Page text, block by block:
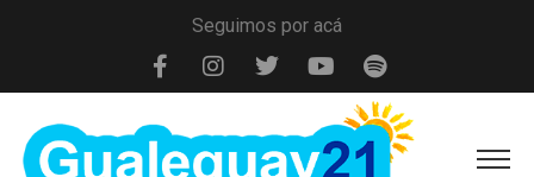
Seguimos por acá